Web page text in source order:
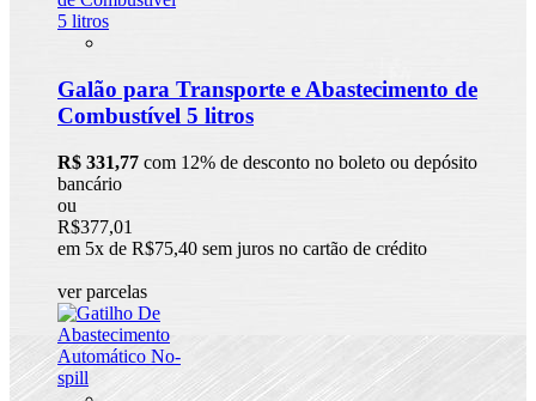
Galão para Transporte e Abastecimento de
Combustível 5 litros
R$ 331,77 com 12% de desconto no boleto ou depósito
bancário
ou
R$377,01
em 5x de R$75,40 sem juros no cartão de crédito
ver parcelas